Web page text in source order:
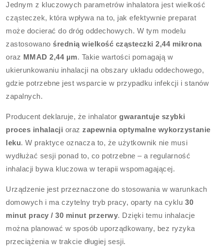
Jednym z kluczowych parametrów inhalatora jest wielkość
cząsteczek, która wpływa na to, jak efektywnie preparat
może docierać do dróg oddechowych. W tym modelu
zastosowanośrednią wielkość cząsteczki 2,44 mikrona
oraz MMAD 2,44 µm. Takie wartości pomagają w
ukierunkowaniu inhalacji na obszary układu oddechowego,
gdzie potrzebne jest wsparcie w przypadku infekcji i stanów
zapalnych.
Producent deklaruje, że inhalatorgwarantuje szybki
proces inhalacji orazzapewnia optymalne wykorzystanie
leku. W praktyce oznacza to, że użytkownik nie musi
wydłużać sesji ponad to, co potrzebne – a regularność
inhalacji bywa kluczowa w terapii wspomagającej.
Urządzenie jest przeznaczone do stosowania w warunkach
domowych i ma czytelny tryb pracy, oparty na cyklu30
minut pracy / 30 minut przerwy. Dzięki temu inhalacje
można planować w sposób uporządkowany, bez ryzyka
przeciążenia w trakcie długiej sesji.